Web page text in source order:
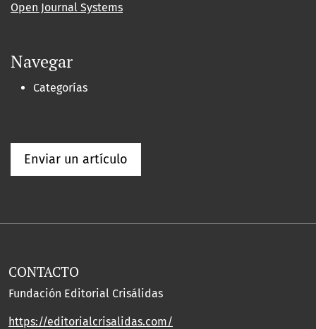
Open Journal Systems
Navegar
Categorías
Enviar un artículo
CONTACTO
Fundación Editorial Crisálidas
https://editorialcrisalidas.com/